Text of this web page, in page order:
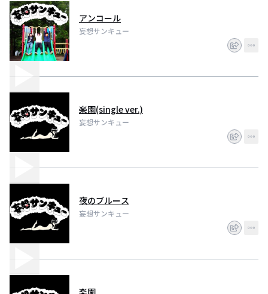
アンコール
妄想サンキュー
楽園(single ver.)
妄想サンキュー
夜のブルース
妄想サンキュー
楽園